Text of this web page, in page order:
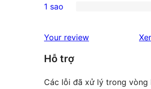
reviews
star
2-
reviews
star
reviews
1 sao
Your review
Hỗ trợ
Các lỗi đã xử lý trong vòng